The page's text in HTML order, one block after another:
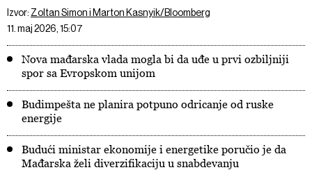
Izvor: Zoltan Simon i Marton Kasnyik/Bloomberg
11. maj 2026, 15:07
Nova mađarska vlada mogla bi da uđe u prvi ozbiljniji
spor sa Evropskom unijom
Budimpešta ne planira potpuno odricanje od ruske
energije
Budući ministar ekonomije i energetike poručio je da
Mađarska želi diverzifikaciju u snabdevanju